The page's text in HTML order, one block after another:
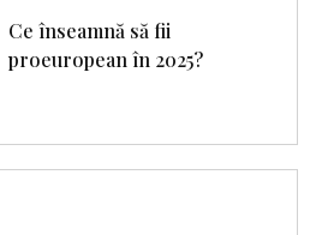
Ce înseamnă să fii
proeuropean în 2025?